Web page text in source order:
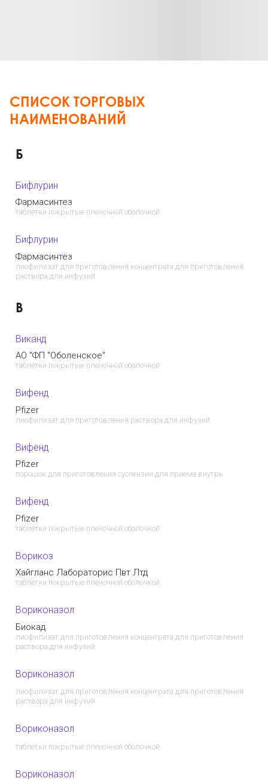
СПИСОК ТОРГОВЫХ
НАИМЕНОВАНИЙ
Б
Бифлурин
Фармасинтез
таблетки покрытые пленочной оболочкой
Бифлурин
Фармасинтез
лиофилизат для приготовления концентрата для приготовления
раствора для инфузий
В
Виканд
AO "ФП "Оболенское"
таблетки покрытые пленочной оболочкой
Вифенд
Pfizer
лиофилизат для приготовления раствора для инфузий
Вифенд
Pfizer
порошок для приготовления суспензии для приема внутрь
Вифенд
Pfizer
таблетки покрытые пленочной оболочкой
Ворикоз
Хайгланс Лабораторис Пвт Лтд
таблетки покрытые пленочной оболочкой
Вориконазол
Биокад
лиофилизат для приготовления концентрата для приготовления
раствора для инфузий
Вориконазол
лиофилизат для приготовления концентрата для приготовления
раствора для инфузий
Вориконазол
таблетки покрытые пленочной оболочкой
Вориконазол